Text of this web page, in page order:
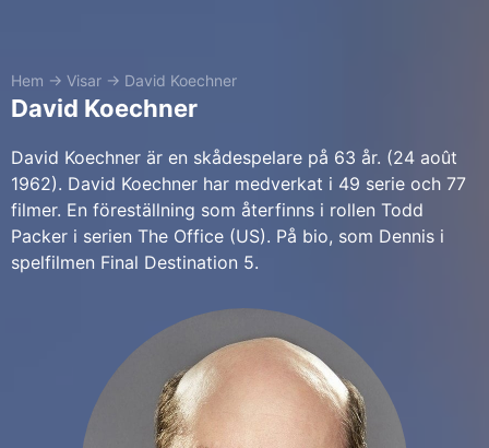
Hem → Visar → David Koechner
David Koechner
David Koechner är en skådespelare på 63 år. (24 août
1962). David Koechner har medverkat i 49 serie och 77
filmer. En föreställning som återfinns i rollen Todd
Packer i serien The Office (US). På bio, som Dennis i
spelfilmen Final Destination 5.